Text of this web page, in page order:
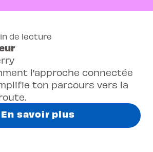
l'approche connectée
ton parcours vers la
En savoir plus
de lecture